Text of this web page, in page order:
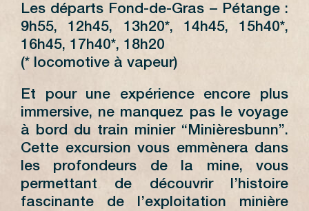
Les départs Fond-de-Gras – Pétange :
9h55, 12h45, 13h20*, 14h45, 15h40*,
16h45, 17h40*, 18h20
(* locomotive à vapeur)
Et pour une expérience encore plus
immersive, ne manquez pas le voyage
à bord du train minier “Minièresbunn”.
Cette excursion vous emmènera dans
les profondeurs de la mine, vous
permettant de découvrir l’histoire
fascinante de l’exploitation minière